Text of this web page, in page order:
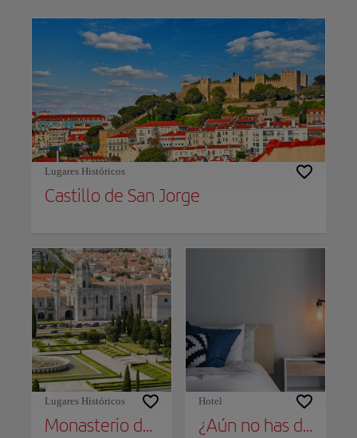
Lugares Históricos
Castillo de San Jorge
Lugares Históricos
Monasterio de los Jerónimos
Hotel
¿Aún no has decidido dónde alojarte?